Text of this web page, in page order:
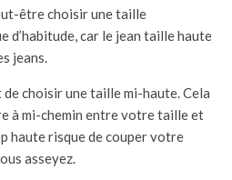
être choisir une taille
d’habitude, car le jean taille haute
jeans.
choisir une taille mi-haute. Cela
à mi-chemin entre votre taille et
haute risque de couper votre
asseyez.